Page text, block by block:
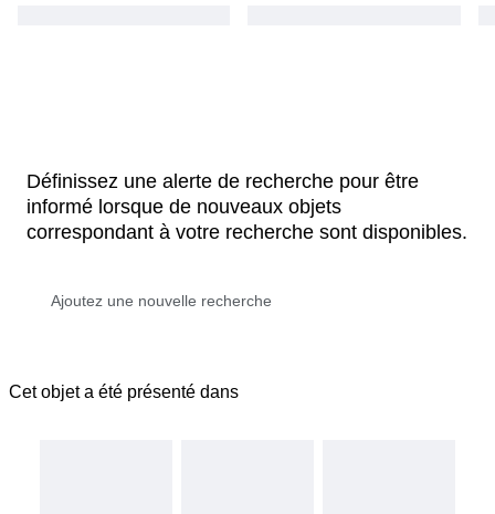
Définissez une alerte de recherche pour être
informé lorsque de nouveaux objets
correspondant à votre recherche sont disponibles.
Cet objet a été présenté dans